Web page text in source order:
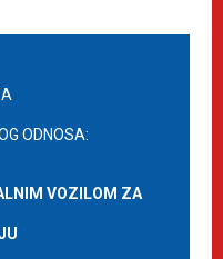
ODNOSA:
VOZILOM ZA